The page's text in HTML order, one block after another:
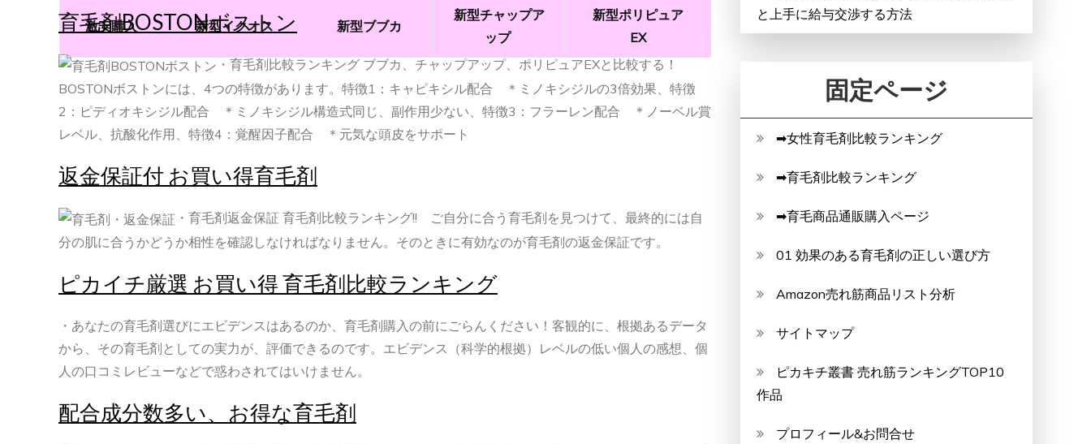
激安購入 新型イクオス 新型ブブカ
新型チャップア
ップ
新型ポリピュア
EX
育毛剤BOSTONボストン
・育毛剤比較ランキング ブブカ、チャップアップ、ポリピュアEXと比較する！
BOSTONボストンには、4つの特徴があります。特徴1：キャピキシル配合 ＊ミノキシジルの3倍効果、特徴
2：ピディオキシジル配合 ＊ミノキシジル構造式同じ、副作用少ない、特徴3：フラーレン配合 ＊ノーベル賞
レベル、抗酸化作用、特徴4：覚醒因子配合 ＊元気な頭皮をサポート
返金保証付 お買い得育毛剤
・育毛剤返金保証 育毛剤比較ランキング!! ご自分に合う育毛剤を見つけて、最終的には自
分の肌に合うかどうか相性を確認しなければなりません。そのときに有効なのが育毛剤の返金保証です。
ピカイチ厳選 お買い得 育毛剤比較ランキング
・あなたの育毛剤選びにエビデンスはあるのか、育毛剤購入の前にごらんください！客観的に、根拠あるデータ
から、その育毛剤としての実力が、評価できるのです。エビデンス（科学的根拠）レベルの低い個人の感想、個
人の口コミレビューなどで惑わされてはいけません。
配合成分数多い、お得な育毛剤
と上手に給与交渉する方法
固定ページ
➡女性育毛剤比較ランキング
➡育毛剤比較ランキング
➡育毛商品通販購入ページ
01 効果のある育毛剤の正しい選び方
Amazon売れ筋商品リスト分析
サイトマップ
ピカキチ叢書 売れ筋ランキングTOP10
作品
プロフィール&お問合せ